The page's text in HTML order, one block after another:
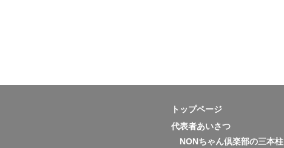
トップページ
代表者あいさつ
NONちゃん倶楽部の三本柱